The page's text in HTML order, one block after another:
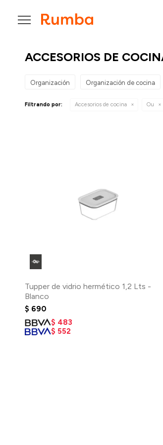

ACCESORIOS DE
Organización Organización de cocina
Filtrando por: Accesorios de cocina Ou
Tupper de vidrio hermético 1,2 Lts -
Blanco
$ 690
$ 483
$ 552